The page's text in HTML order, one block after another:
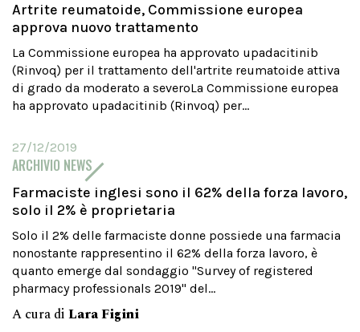
Artrite reumatoide, Commissione europea
approva nuovo trattamento
La Commissione europea ha approvato upadacitinib
(Rinvoq) per il trattamento dell'artrite reumatoide attiva
di grado da moderato a severoLa Commissione europea
ha approvato upadacitinib (Rinvoq) per...
27/12/2019
ARCHIVIO NEWS
Farmaciste inglesi sono il 62% della forza lavoro,
solo il 2% è proprietaria
Solo il 2% delle farmaciste donne possiede una farmacia
nonostante rappresentino il 62% della forza lavoro, è
quanto emerge dal sondaggio "Survey of registered
pharmacy professionals 2019" del...
A cura di Lara Figini